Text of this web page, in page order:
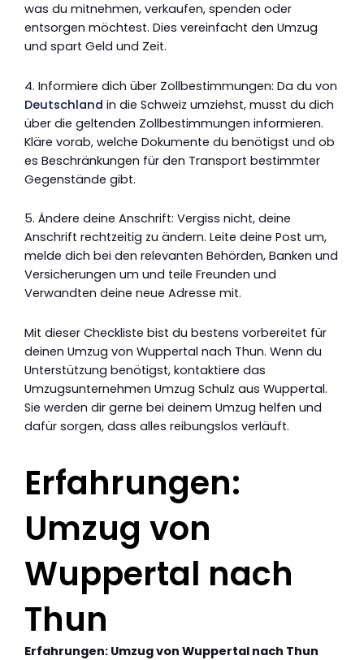
was du mitnehmen, verkaufen, spenden oder
entsorgen möchtest. Dies vereinfacht den Umzug
und spart Geld und Zeit.
4. Informiere dich über Zollbestimmungen: Da du von
Deutschland in die Schweiz umziehst, musst du dich
über die geltenden Zollbestimmungen informieren.
Kläre vorab, welche Dokumente du benötigst und ob
es Beschränkungen für den Transport bestimmter
Gegenstände gibt.
5. Ändere deine Anschrift: Vergiss nicht, deine
Anschrift rechtzeitig zu ändern. Leite deine Post um,
melde dich bei den relevanten Behörden, Banken und
Versicherungen um und teile Freunden und
Verwandten deine neue Adresse mit.
Mit dieser Checkliste bist du bestens vorbereitet für
deinen Umzug von Wuppertal nach Thun. Wenn du
Unterstützung benötigst, kontaktiere das
Umzugsunternehmen Umzug Schulz aus Wuppertal.
Sie werden dir gerne bei deinem Umzug helfen und
dafür sorgen, dass alles reibungslos verläuft.
Erfahrungen:
Umzug von
Wuppertal nach
Thun
Erfahrungen: Umzug von Wuppertal nach Thun